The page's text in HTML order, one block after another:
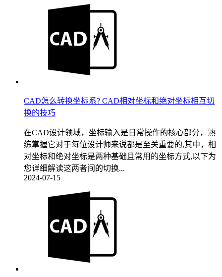
CAD怎么转换坐标系? CAD相对坐标和绝对坐标相互切
换的技巧
在CAD设计领域，坐标输入是日常操作的核心部分，熟
练掌握它对于每位设计师来说都是至关重要的,其中，相
对坐标和绝对坐标是两种基础且常用的坐标方式,以下为
您详细解读这两者间的切换...
2024-07-15